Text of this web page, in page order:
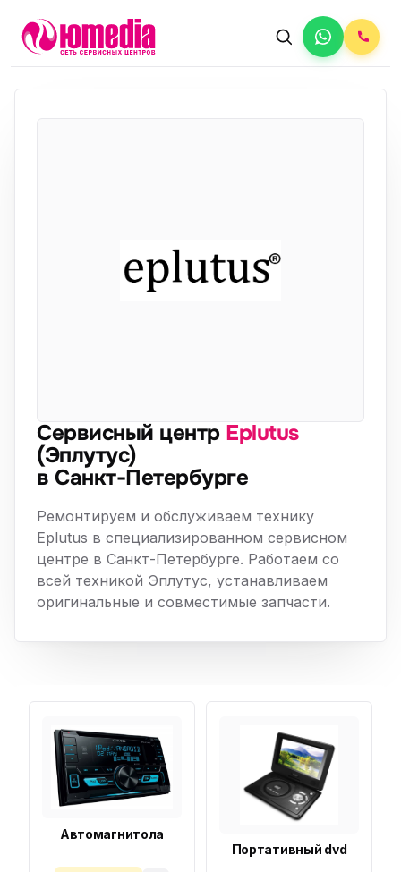
Сервисный центр Eplutus
(Эплутус)
в Санкт-Петербурге
Ремонтируем и обслуживаем технику
Eplutus в специализированном сервисном
центре в Санкт-Петербурге. Работаем со
всей техникой Эплутус, устанавливаем
оригинальные и совместимые запчасти.
Автомагнитола
Портативный dvd